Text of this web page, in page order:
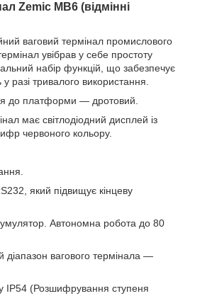
Zemic MB6 (відмінні
ваговий термінал промислового
увібрав у себе простоту
набір функцій, що забезпечує
у разі тривалого використання.
до платформи — дротовий.
має світлодіодний дисплей із
червоного кольору.
який підвищує кінцеву
Автономна робота до 80
діапазон вагового термінала —
IP54 (Розшифрування ступеня